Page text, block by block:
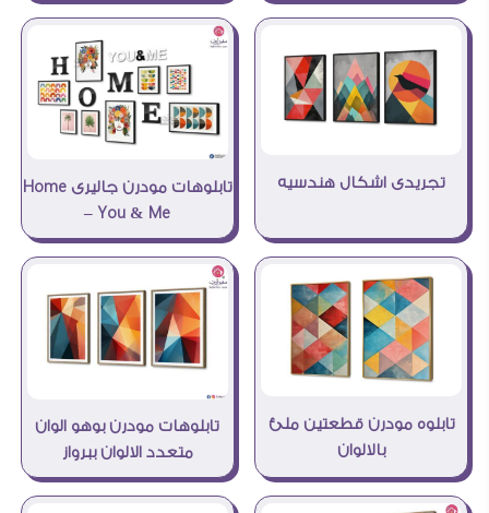
تجريدى اشكال هندسيه
تابلوهات مودرن جاليرى Home
– You & Me
تابلوه مودرن قطعتين ملئ
بالالوان
تابلوهات مودرن بوهو الوان
متعدد الالوان ببرواز